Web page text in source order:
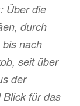
Über die
durch
nach
seit über
der
für das